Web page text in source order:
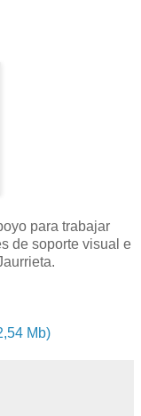
para trabajar
de soporte visual e
Mb)